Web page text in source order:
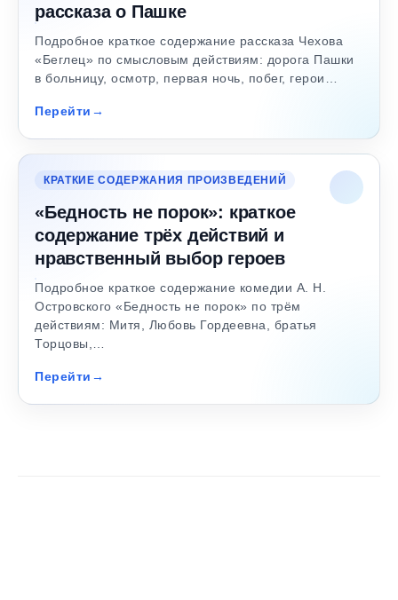
рассказа о Пашке
Подробное краткое содержание рассказа Чехова
«Беглец» по смысловым действиям: дорога Пашки
в больницу, осмотр, первая ночь, побег, герои…
Перейти
КРАТКИЕ СОДЕРЖАНИЯ ПРОИЗВЕДЕНИЙ
«Бедность не порок»: краткое
содержание трёх действий и
нравственный выбор героев
Подробное краткое содержание комедии А. Н.
Островского «Бедность не порок» по трём
действиям: Митя, Любовь Гордеевна, братья
Торцовы,…
Перейти